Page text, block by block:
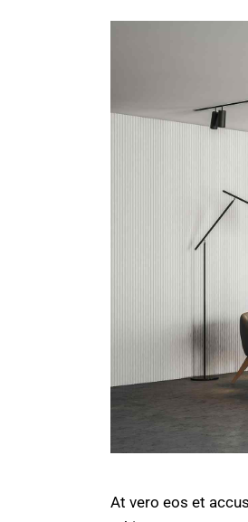
At vero eos et